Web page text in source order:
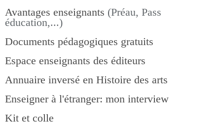
Avantages enseignants (Préau, Pass
éducation,...)
Documents pédagogiques gratuits
Espace enseignants des éditeurs
Annuaire inversé en Histoire des arts
Enseigner à l'étranger: mon interview
Kit et colle